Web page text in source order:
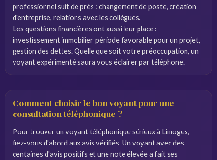
professionnel suit de près : changement de poste, création
d'entreprise, relations avec les collègues.
Les questions financières ont aussi leur place :
investissement immobilier, période favorable pour un projet,
gestion des dettes. Quelle que soit votre préoccupation, un
voyant expérimenté saura vous éclairer par téléphone.
Comment choisir le bon voyant pour une
consultation téléphonique ?
Pour trouver un voyant téléphonique sérieux à Limoges,
fiez-vous d'abord aux avis vérifiés. Un voyant avec des
centaines d'avis positifs et une note élevée a fait ses